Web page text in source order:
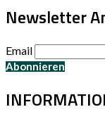
Newsletter
Email